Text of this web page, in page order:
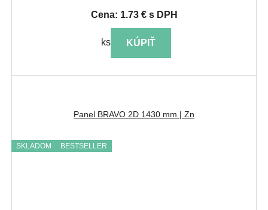
Cena: 1.73 € s DPH
ks KÚPIŤ
Panel BRAVO 2D 1430 mm | Zn
SKLADOM BESTSELLER